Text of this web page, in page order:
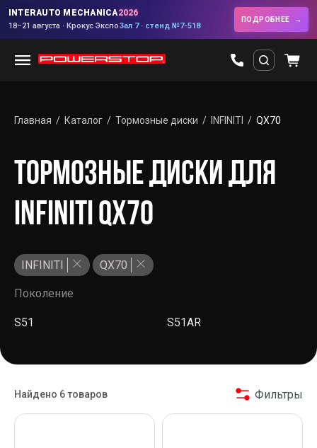
INTERAUTO MECHANICA2026
18–21 августа · Крокус ЭкспоЗал 7 · стенд №7-518
ПОДРОБНЕЕ
Главная Каталог Тормозные диски INFINITI QX70
ТОРМОЗНЫЕ ДИСКИ ДЛЯ
INFINITI QX70
INFINITI QX70
Поколение
S51 S51AR
Найдено 6 товаров Фильтры